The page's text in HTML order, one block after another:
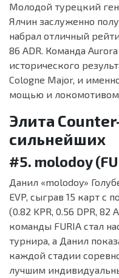
Молодой турецкий
Ялчин заслуженно
набрал отличный
86 ADR. Команда
исторического
Cologne Major, и
мощью и локомотивом
Элита
сильнейших
#5. molodoy
Данил «molodoy»
EVP, сыграв 15 карт с
(0.82 KPR, 0.56 DPR,
команды FURIA стал
турнира, а Данил
каждой стадии
лучшим